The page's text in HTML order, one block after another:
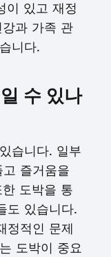
이 있고 재정
과 가족 관
니다.
수 있나
습니다. 일부
즐거움을
도박을 통
도 있습니다.
정적인 문제
도박이 중요